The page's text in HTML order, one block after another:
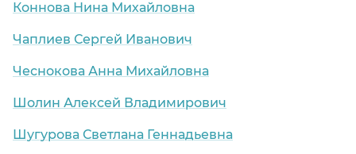
Коннова Нина Михайловна
Чаплиев Сергей Иванович
Чеснокова Анна Михайловна
Шолин Алексей Владимирович
Шугурова Светлана Геннадьевна